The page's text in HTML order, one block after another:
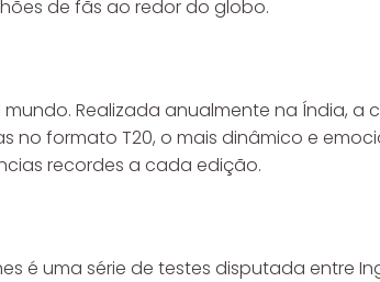
de fãs ao redor do globo.
Realizada anualmente na Índia,
formato T20, o mais dinâmico e
recordes a cada edição.
é uma série de testes disputada entre